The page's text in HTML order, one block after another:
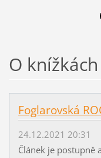
O knížkách
Foglarovská
24.12.2021 20:31
Článek je postupně